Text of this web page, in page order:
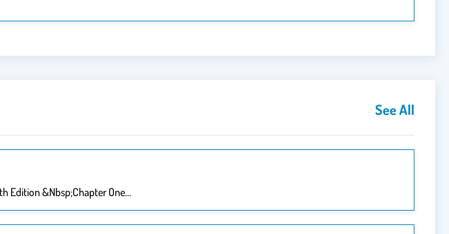
See All
Edition &nbsp;Chapter One…